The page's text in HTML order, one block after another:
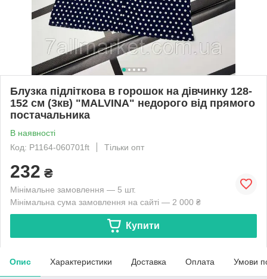
Блузка підліткова в горошок на дівчинку 128-
152 см (3кв) "MALVINA" недорого від прямого
постачальника
В наявності
Код: P1164-060701ft
Тільки опт
232 ₴
Мінімальне замовлення — 5 шт.
Мінімальна сума замовлення на сайті — 2 000 ₴
Купити
Опис Характеристики Доставка Оплата Умови